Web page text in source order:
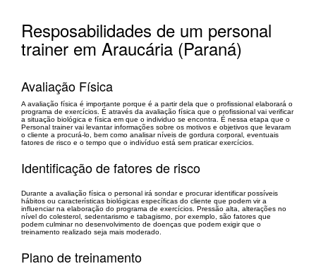
Resposabilidades de um personal
trainer em Araucária (Paraná)
Avaliação Física
A avaliação física é importante porque é a partir dela que o profissional elaborará o
programa de exercícios. É através da avaliação física que o profissional vai verificar
a situação biológica e física em que o individuo se encontra. É nessa etapa que o
Personal trainer vai levantar informações sobre os motivos e objetivos que levaram
o cliente a procurá-lo, bem como analisar níveis de gordura corporal, eventuais
fatores de risco e o tempo que o indivíduo está sem praticar exercícios.
Identificação de fatores de risco
Durante a avaliação física o personal irá sondar e procurar identificar possíveis
hábitos ou características biológicas específicas do cliente que podem vir a
influenciar na elaboração do programa de exercícios. Pressão alta, alterações no
nível do colesterol, sedentarismo e tabagismo, por exemplo, são fatores que
podem culminar no desenvolvimento de doenças que podem exigir que o
treinamento realizado seja mais moderado.
Plano de treinamento